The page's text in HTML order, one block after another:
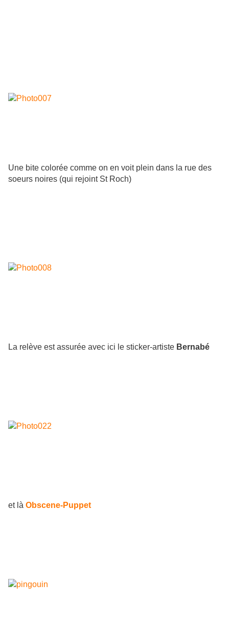
Une bite colorée comme on en voit plein dans la rue des
soeurs noires (qui rejoint St Roch)
La relève est assurée avec ici le sticker-artiste Bernabé
et là Obscene-Puppet